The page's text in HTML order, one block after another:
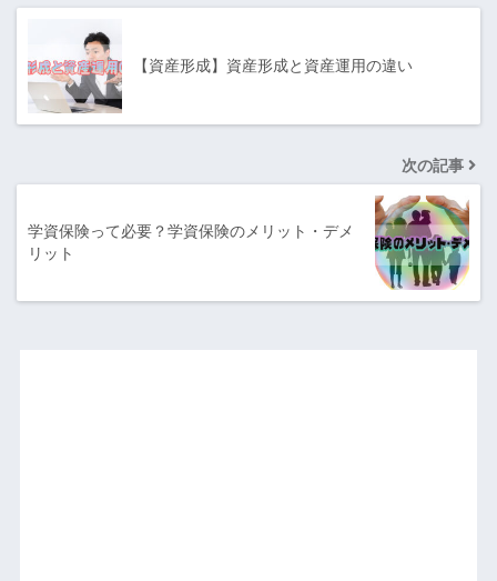
【資産形成】資産形成と資産運用の違い
次の記事
学資保険って必要？学資保険のメリット・デメ
リット